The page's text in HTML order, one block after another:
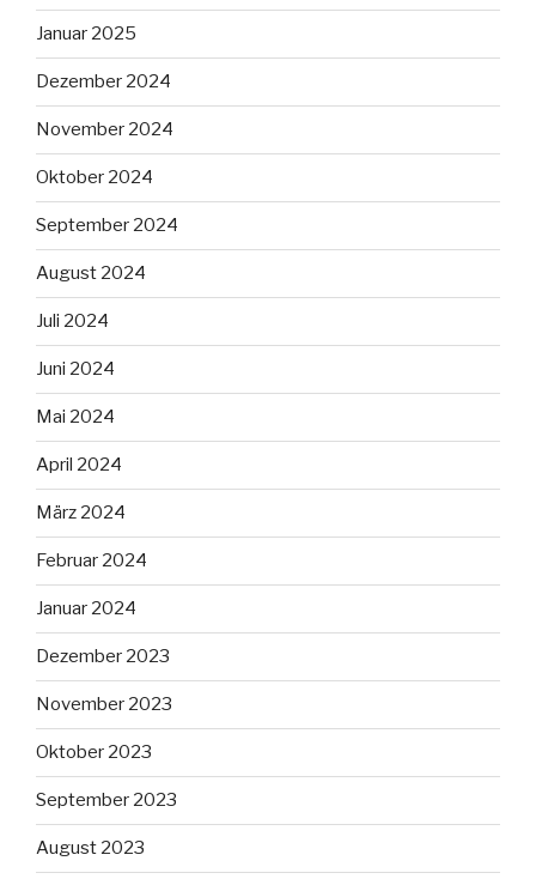
Januar 2025
Dezember 2024
November 2024
Oktober 2024
September 2024
August 2024
Juli 2024
Juni 2024
Mai 2024
April 2024
März 2024
Februar 2024
Januar 2024
Dezember 2023
November 2023
Oktober 2023
September 2023
August 2023